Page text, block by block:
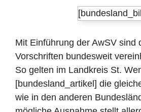
Mit Einführung der AwSV sind
Vorschriften bundesweit
So gelten im Landkreis St.
[bundesland_artikel] die
wie in den anderen